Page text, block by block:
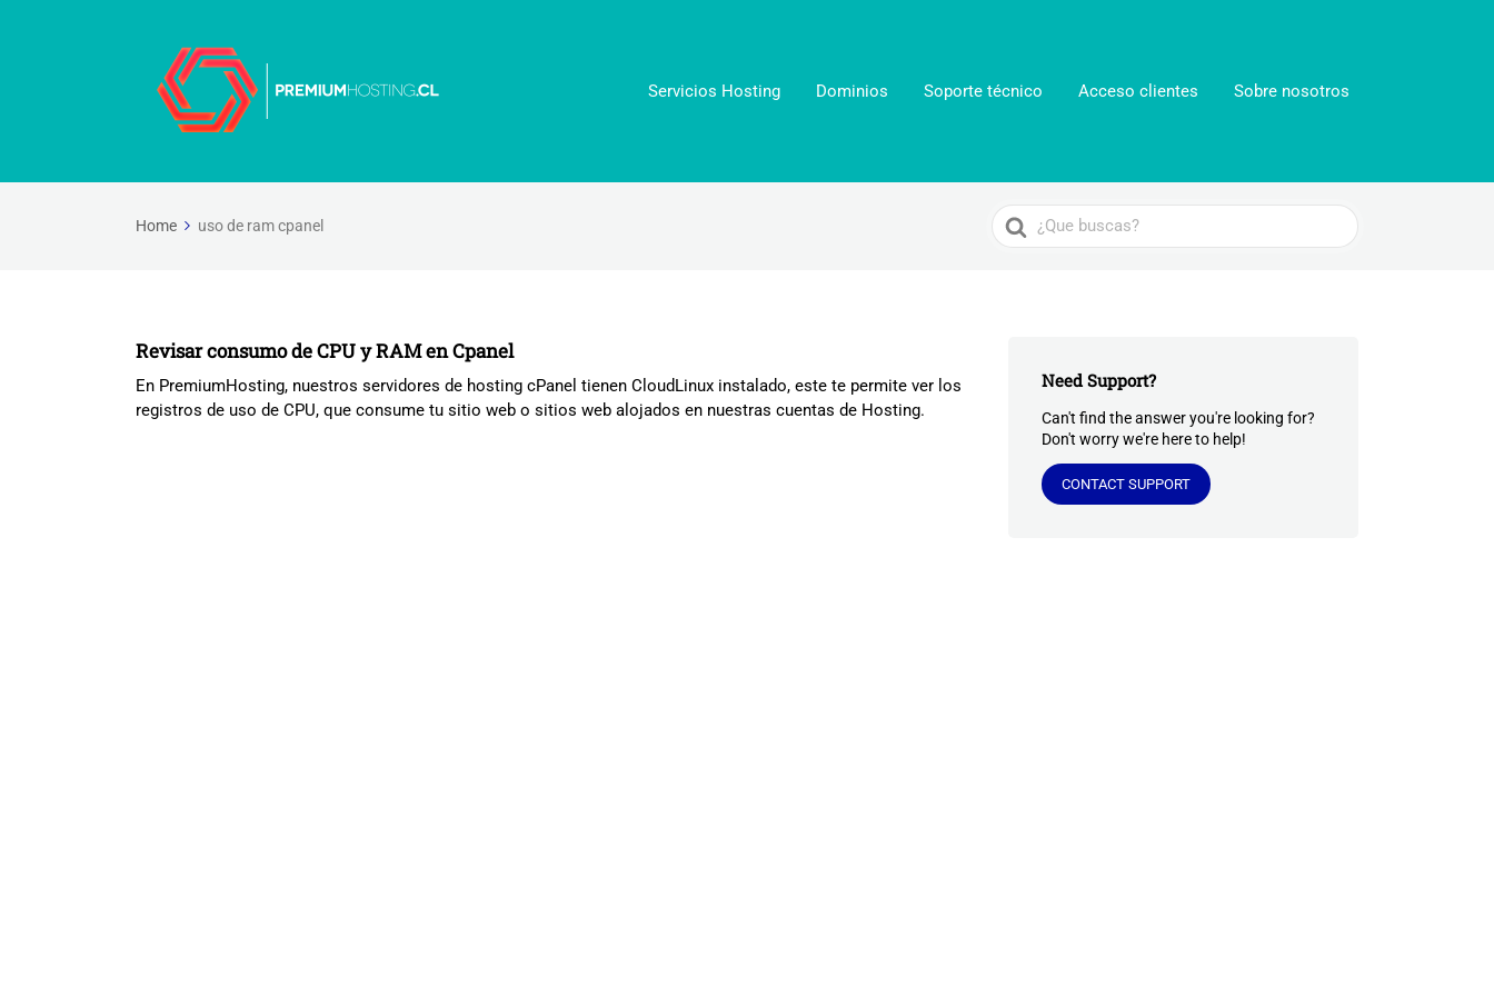
Servicios Hosting Dominios Soporte técnico Acceso clientes Sobre nosotros
Home uso de ram cpanel
Search
For
Revisar consumo de CPU y RAM en Cpanel
En PremiumHosting, nuestros servidores de hosting cPanel tienen CloudLinux instalado, este te permite ver los
registros de uso de CPU, que consume tu sitio web o sitios web alojados en nuestras cuentas de Hosting.
Need Support?
Can't find the answer you're looking for?
Don't worry we're here to help!
CONTACT SUPPORT